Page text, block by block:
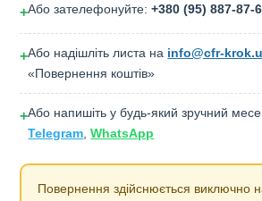
+Або зателефонуйте:+380 (95) 887-87-
+Або надішліть листа на info@cfr-
«Повернення коштів»
+Або напишіть у будь-який зручний
Telegram ,WhatsApp
Повернення здійснюється виключно